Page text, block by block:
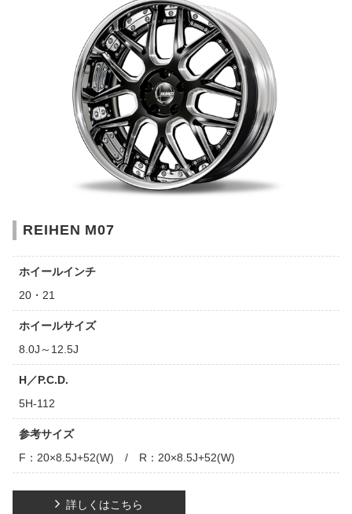
REIHEN M07
ホイールインチ
20・21
ホイールサイズ
8.0J～12.5J
H／P.C.D.
5H-112
参考サイズ
F：20×8.5J+52(W) / R：20×8.5J+52(W)
詳しくはこちら